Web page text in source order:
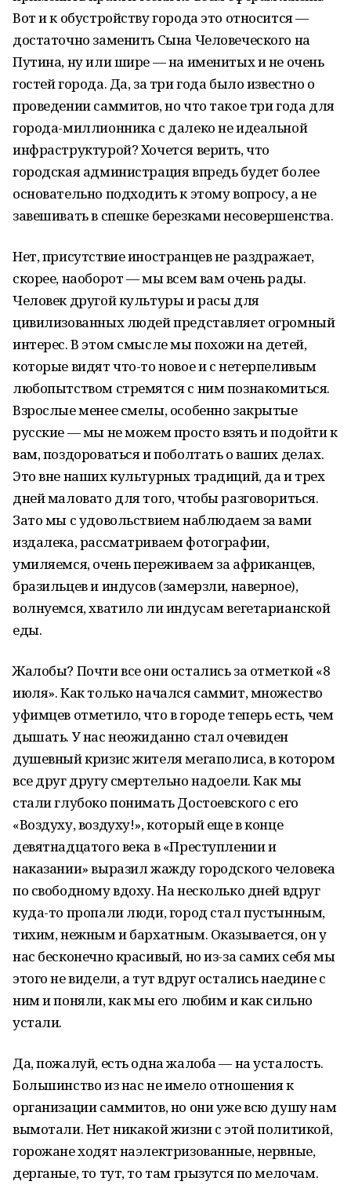
Вот и к обустройству города это относится —
достаточно заменить Сына Человеческого на
Путина, ну или шире — на именитых и не очень
гостей города. Да, за три года было известно о
проведении саммитов, но что такое три года для
города-миллионника с далеко не идеальной
инфраструктурой? Хочется верить, что
городская администрация впредь будет более
основательно подходить к этому вопросу, а не
завешивать в спешке березками несовершенства.
Нет, присутствие иностранцев не раздражает,
скорее, наоборот — мы всем вам очень рады.
Человек другой культуры и расы для
цивилизованных людей представляет огромный
интерес. В этом смысле мы похожи на детей,
которые видят что-то новое и с нетерпеливым
любопытством стремятся с ним познакомиться.
Взрослые менее смелы, особенно закрытые
русские — мы не можем просто взять и подойти к
вам, поздороваться и поболтать о ваших делах.
Это вне наших культурных традиций, да и трех
дней маловато для того, чтобы разговориться.
Зато мы с удовольствием наблюдаем за вами
издалека, рассматриваем фотографии,
умиляемся, очень переживаем за африканцев,
бразильцев и индусов (замерзли, наверное),
волнуемся, хватило ли индусам вегетарианской
еды.
Жалобы? Почти все они остались за отметкой «8
июля». Как только начался саммит, множество
уфимцев отметило, что в городе теперь есть, чем
дышать. У нас неожиданно стал очевиден
душевный кризис жителя мегаполиса, в котором
все друг другу смертельно надоели. Как мы
стали глубоко понимать Достоевского с его
«Воздуху, воздуху!», который еще в конце
девятнадцатого века в «Преступлении и
наказании» выразил жажду городского человека
по свободному вдоху. На несколько дней вдруг
куда-то пропали люди, город стал пустынным,
тихим, нежным и бархатным. Оказывается, он у
нас бесконечно красивый, но из-за самих себя мы
этого не видели, а тут вдруг остались наедине с
ним и поняли, как мы его любим и как сильно
устали.
Да, пожалуй, есть одна жалоба — на усталость.
Большинство из нас не имело отношения к
организации саммитов, но они уже всю душу нам
вымотали. Нет никакой жизни с этой политикой,
горожане ходят наэлектризованные, нервные,
дерганые, то тут, то там грызутся по мелочам.